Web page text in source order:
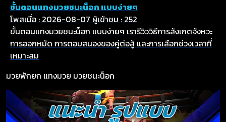
ขั้นตอนแทงมวยชนะน็อก แบบง่ายๆ
โพสเมื่อ : 2026-08-07 ผู้เข้าชม : 252
ขั้นตอนแทงมวยชนะน็อก แบบง่ายๆ เรารีวิววิธีการสังเกตจังหวะ
การออกหมัด การตอบสนองของคู่ต่อสู้ และการเลือกช่วงเวลาที่
เหมาะสม
มวยพักยก แทงมวย มวยชนะน็อก